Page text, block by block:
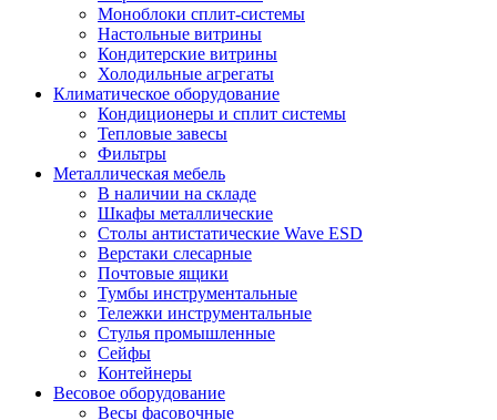
Моноблоки сплит-системы
Настольные витрины
Кондитерские витрины
Холодильные агрегаты
Климатическое оборудование
Кондиционеры и сплит системы
Тепловые завесы
Фильтры
Металлическая мебель
В наличии на складе
Шкафы металлические
Столы антистатические Wave ESD
Верстаки слесарные
Почтовые ящики
Тумбы инструментальные
Тележки инструментальные
Стулья промышленные
Сейфы
Контейнеры
Весовое оборудование
Весы фасовочные